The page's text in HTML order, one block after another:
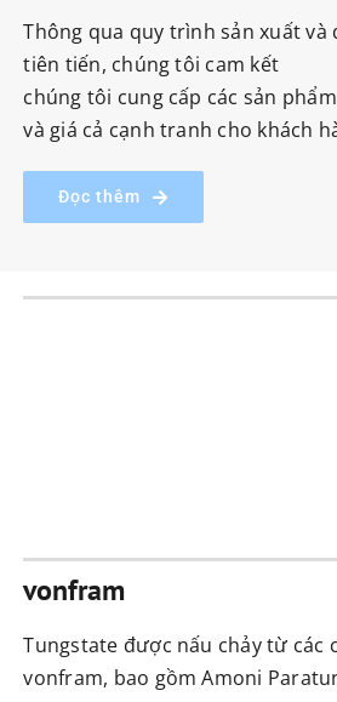
Thông qua quy trình sản xuất và
tiên tiến, chúng tôi cam kết
chúng tôi cung cấp các sản
và giá cả cạnh tranh cho khách
Đọc thêm
vonfram
Tungstate được nấu chảy từ các
vonfram, bao gồm Amoni